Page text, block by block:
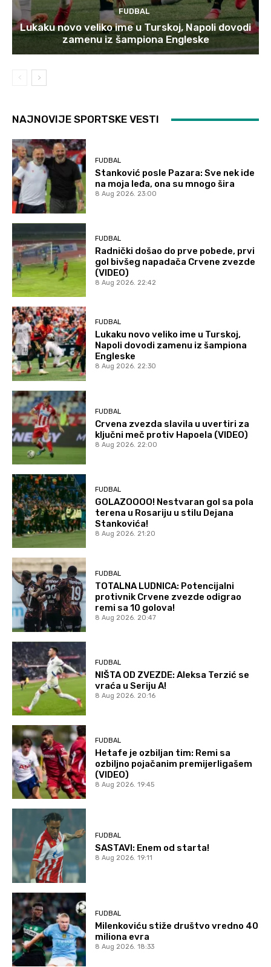
FUDBAL
Lukaku novo veliko ime u Turskoj, Napoli dovodi
zamenu iz šampiona Engleske
NAJNOVIJE SPORTSKE VESTI
FUDBAL
Stanković posle Pazara: Sve nek ide
na moja leđa, ona su mnogo šira
8 Aug 2026. 23:00
FUDBAL
Radnički došao do prve pobede, prvi
gol bivšeg napadača Crvene zvezde
(VIDEO)
8 Aug 2026. 22:42
FUDBAL
Lukaku novo veliko ime u Turskoj,
Napoli dovodi zamenu iz šampiona
Engleske
8 Aug 2026. 22:30
FUDBAL
Crvena zvezda slavila u uvertiri za
ključni meč protiv Hapoela (VIDEO)
8 Aug 2026. 22:00
FUDBAL
GOLAZOOOO! Nestvaran gol sa pola
terena u Rosariju u stilu Dejana
Stankovića!
8 Aug 2026. 21:20
FUDBAL
TOTALNA LUDNICA: Potencijalni
protivnik Crvene zvezde odigrao
remi sa 10 golova!
8 Aug 2026. 20:47
FUDBAL
NIŠTA OD ZVEZDE: Aleksa Terzić se
vraća u Seriju A!
8 Aug 2026. 20:16
FUDBAL
Hetafe je ozbiljan tim: Remi sa
ozbiljno pojačanim premijerligašem
(VIDEO)
8 Aug 2026. 19:45
FUDBAL
SASTAVI: Enem od starta!
8 Aug 2026. 19:11
FUDBAL
Milenkoviću stiže društvo vredno 40
miliona evra
8 Aug 2026. 18:33